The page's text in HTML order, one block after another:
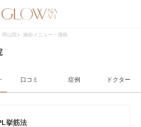
岡山院 施術メニュー・価格
口コミ 症例 ドクター
挙筋法